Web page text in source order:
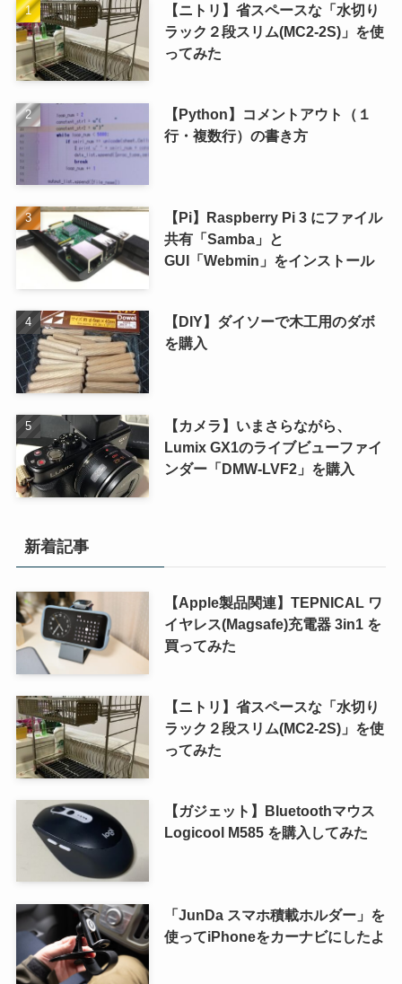
【ニトリ】省スペースな「水切り
ラック２段スリム(MC2-2S)」を使
ってみた
【Python】コメントアウト（１
行・複数行）の書き方
【Pi】Raspberry Pi 3 にファイル
共有「Samba」と
GUI「Webmin」をインストール
【DIY】ダイソーで木工用のダボ
を購入
【カメラ】いまさらながら、
Lumix GX1のライブビューファイ
ンダー「DMW-LVF2」を購入
新着記事
【Apple製品関連】TEPNICAL ワ
イヤレス(Magsafe)充電器 3in1 を
買ってみた
【ニトリ】省スペースな「水切り
ラック２段スリム(MC2-2S)」を使
ってみた
【ガジェット】Bluetoothマウス
Logicool M585 を購入してみた
「JunDa スマホ積載ホルダー」を
使ってiPhoneをカーナビにしたよ